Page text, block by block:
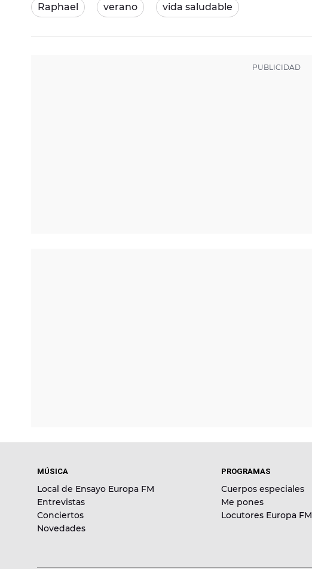
Raphael verano vida saludable
MÚSICA
Local de Ensayo Europa FM
Entrevistas
Conciertos
Novedades
PROGRAMAS
Cuerpos especiales
Me pones
Locutores Europa FM